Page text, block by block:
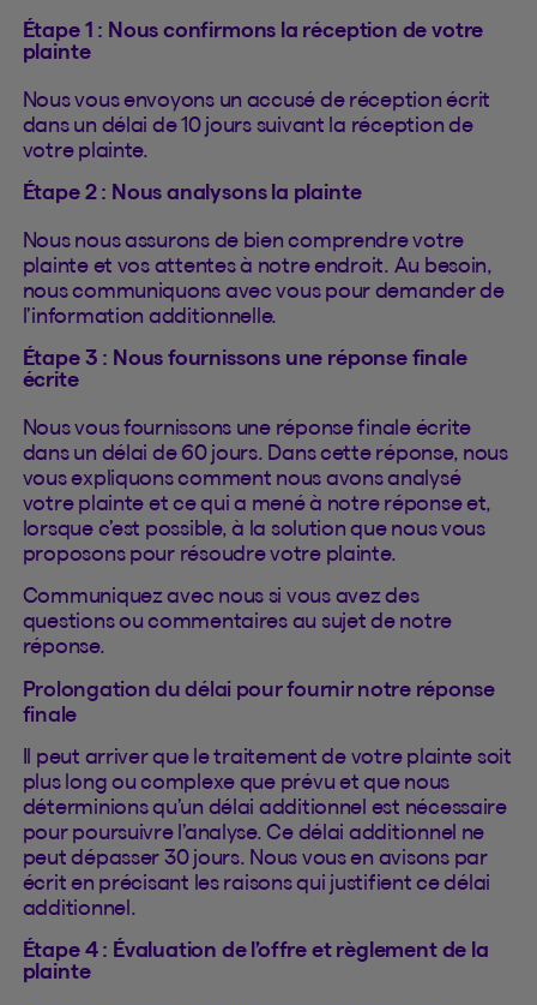
Étape 1 : Nous confirmons la réception de votre
plainte
Nous vous envoyons un accusé de réception écrit
dans un délai de 10 jours suivant la réception de
votre plainte.
Étape 2 : Nous analysons la plainte
Nous nous assurons de bien comprendre votre
plainte et vos attentes à notre endroit. Au besoin,
nous communiquons avec vous pour demander de
l’information additionnelle.
Étape 3 : Nous fournissons une réponse finale
écrite
Nous vous fournissons une réponse finale écrite
dans un délai de 60 jours. Dans cette réponse, nous
vous expliquons comment nous avons analysé
votre plainte et ce qui a mené à notre réponse et,
lorsque c’est possible, à la solution que nous vous
proposons pour résoudre votre plainte.
Communiquez avec nous si vous avez des
questions ou commentaires au sujet de notre
réponse.
Prolongation du délai pour fournir notre réponse
finale
Il peut arriver que le traitement de votre plainte soit
plus long ou complexe que prévu et que nous
déterminions qu’un délai additionnel est nécessaire
pour poursuivre l’analyse. Ce délai additionnel ne
peut dépasser 30 jours. Nous vous en avisons par
écrit en précisant les raisons qui justifient ce délai
additionnel.
Étape 4 : Évaluation de l’offre et règlement de la
plainte